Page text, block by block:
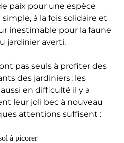
paix pour une espèce
à la fois solidaire et
inestimable pour la faune
jardinier averti.
pas seuls à profiter des
des jardiniers : les
en difficulté il y a
leur joli bec à nouveau
attentions suffisent :
à picorer